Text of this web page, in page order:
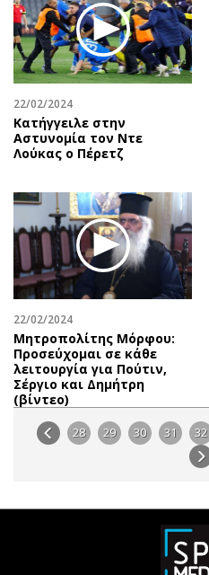
22/02/2024
Κατήγγειλε στην
Αστυνομία τον Ντε
Λούκας ο Πέρετζ
22/02/2024
Μητροπολίτης Μόρφου:
Προσεύχομαι σε κάθε
λειτουργία για Πούτιν,
Σέργιο και Δημήτρη
(βίντεο)
28 29 30 31 32